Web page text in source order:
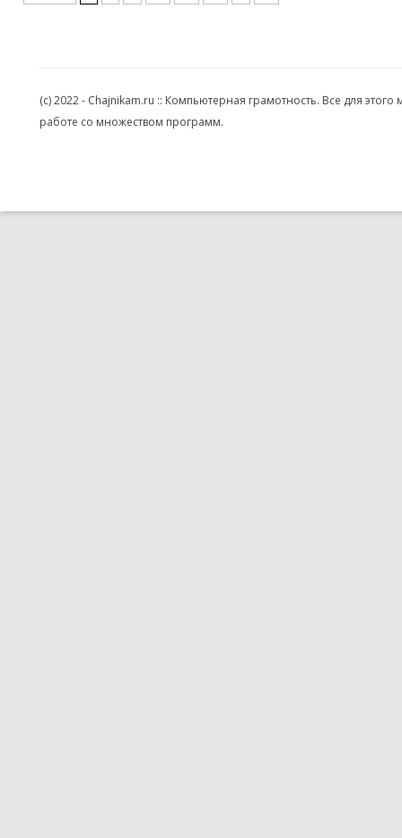
(c) 2022 - Chajnikam.ru :: Компьютерная грамотность. Все для
работе со множеством программ.